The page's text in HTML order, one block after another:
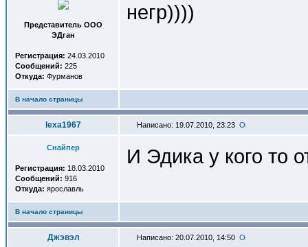
Представитель OOO
ЭДган
Регистрация: 24.03.2010
Сообщений: 225
Откуда: Фурманов
негр))))
В начало страницы
lexa1967 Написано: 19.07.2010, 23:23
Снайпер
Регистрация: 18.03.2010
Сообщений: 916
Откуда: ярославль
И Эдика у кого то
В начало страницы
Джэвэл Написано: 20.07.2010, 14:50